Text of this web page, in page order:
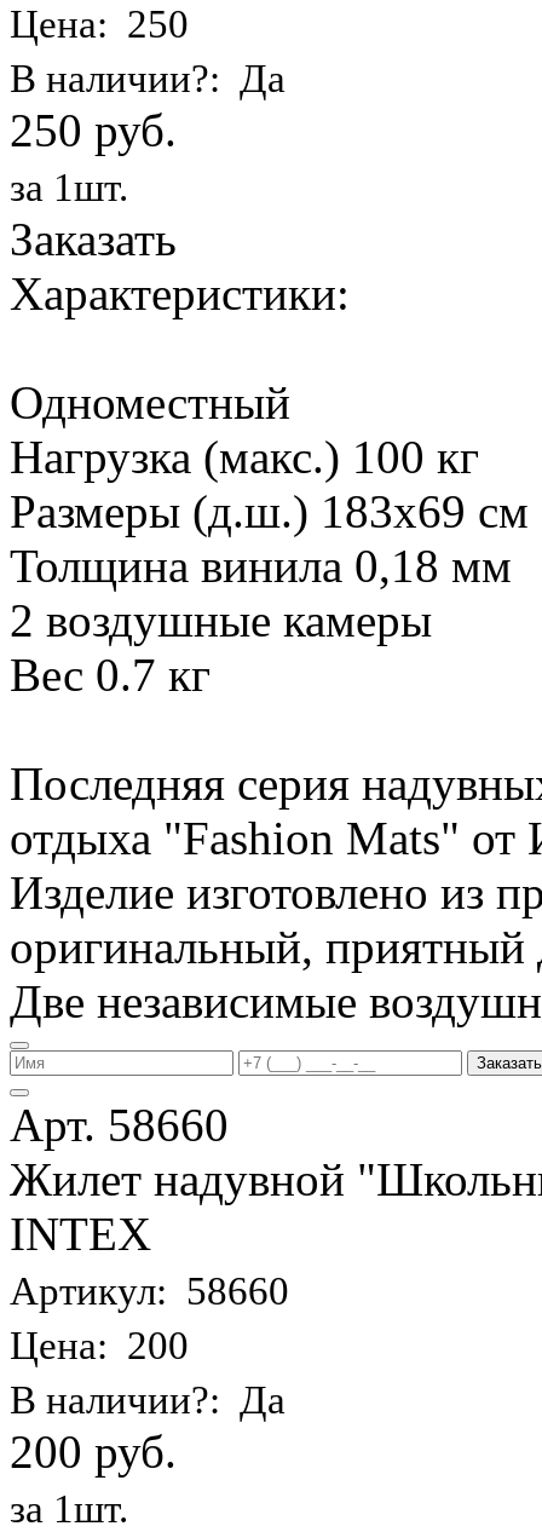
Цена: 250
В наличии?: Да
250 руб.
за 1шт.
Заказать
Характеристики:
Одноместный
Нагрузка (макс.) 100 кг
Размеры (д.ш.) 183х69 см
Толщина винила 0,18 мм
2 воздушные камеры
Вес 0.7 кг
Последняя серия
отдыха "Fashion Mats"
Изделие изготовлено из
оригинальный, приятный
Две независимые
Заказать
Арт. 58660
Жилет надувной
INTEX
Артикул: 58660
Цена: 200
В наличии?: Да
200 руб.
за 1шт.